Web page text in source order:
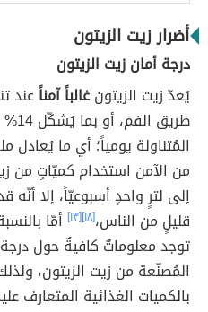
أضرار زيت الزيتون
درجة أمان زيت الزيتون
يُعدّ زيت الزيتونغالباً آمناًعند
المُتناولة يومياً؛ أي ما يُعادل
من الآمن استخدام كميّاتٍ من
إلى لترٍ واحدٍ أسبوعيّاً، إلا
قليلٍ من الناس،[١٨] [١٣]
أمّا
توجد معلوماتٌ كافيةٌ حول
المُصنّعة من زيت الزيتون،
بالكميات الغذائية المتعارف